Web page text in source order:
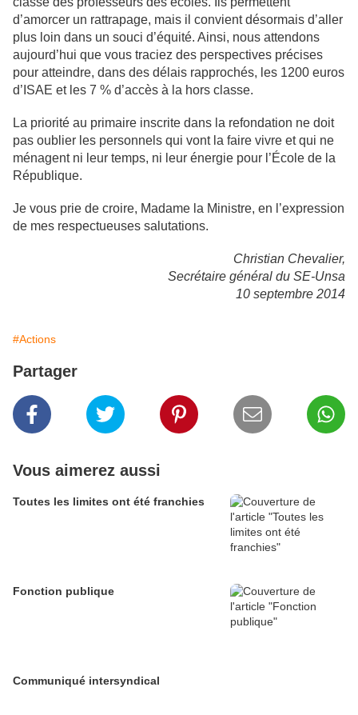
d’amorcer un rattrapage, mais il convient désormais d’aller
plus loin dans un souci d’équité. Ainsi, nous attendons
aujourd’hui que vous traciez des perspectives précises
pour atteindre, dans des délais rapprochés, les 1200 euros
d’ISAE et les 7 % d’accès à la hors classe.
La priorité au primaire inscrite dans la refondation ne doit
pas oublier les personnels qui vont la faire vivre et qui ne
ménagent ni leur temps, ni leur énergie pour l’École de la
République.
Je vous prie de croire, Madame la Ministre, en l’expression
de mes respectueuses salutations.
Christian Chevalier,
Secrétaire général du SE-Unsa
10 septembre 2014
#Actions
Partager
Vous aimerez aussi
Toutes les limites ont été franchies
Fonction publique
Communiqué intersyndical